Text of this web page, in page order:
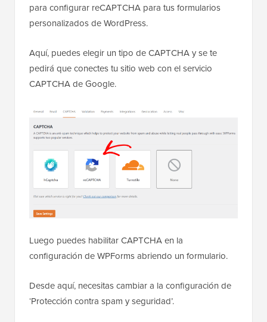
para configurar reCAPTCHA para tus formularios
personalizados de WordPress.
Aquí, puedes elegir un tipo de CAPTCHA y se te
pedirá que conectes tu sitio web con el servicio
CAPTCHA de Google.
Luego puedes habilitar CAPTCHA en la
configuración de WPForms abriendo un formulario.
Desde aquí, necesitas cambiar a la configuración de
‘Protección contra spam y seguridad’.